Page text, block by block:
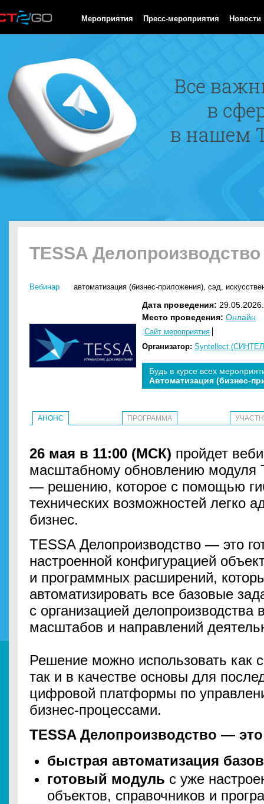
Мероприятия Пресс-мероприятия Новости
TESSA Делопроизводство
Вебинар автоматизация (бизнес-приложения), сэд,
Дата проведения:
Место проведения: Онлайн
Сайт мероприятия
Организатор: Syntellect
Будь в курсе всех
Автоматизация (бизнес-
АНОНС ПРОГРАММА
26 мая в 11:00 (МСК) пройдет
масштабному обновлению модуля
— решению, которое с помощью
технических возможностей легко
бизнес.
TESSA Делопроизводство — это
настроенной конфигурацией
и программных расширений,
автоматизировать все базовые
с организацией
масштабов и направлений
Решение можно использовать как
так и в качестве основы для
цифровой платформы по
бизнес-процессами.
TESSA Делопроизводство —
быстрая автоматизация
готовый модуль с уже
объектов, справочников и